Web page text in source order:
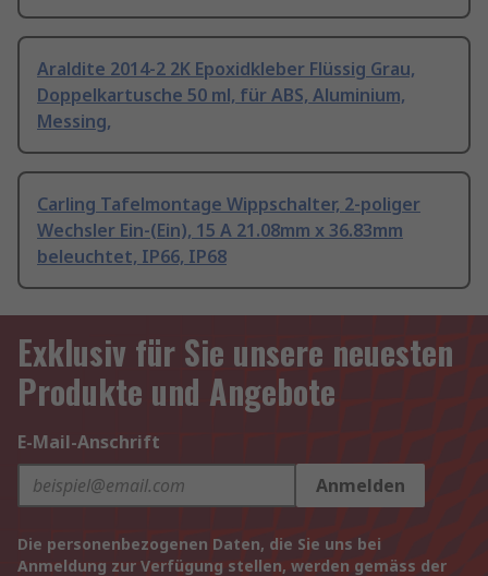
Araldite 2014-2 2K Epoxidkleber Flüssig Grau,
Doppelkartusche 50 ml, für ABS, Aluminium,
Messing,
Carling Tafelmontage Wippschalter, 2-poliger
Wechsler Ein-(Ein), 15 A 21.08mm x 36.83mm
beleuchtet, IP66, IP68
Exklusiv für Sie unsere neuesten
Produkte und Angebote
E-Mail-Anschrift
Anmelden
Die personenbezogenen Daten, die Sie uns bei
Anmeldung zur Verfügung stellen, werden gemäss der